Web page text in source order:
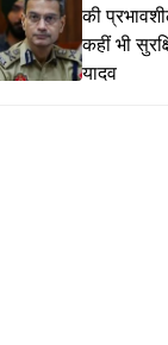
की
कहीं भी
यादव